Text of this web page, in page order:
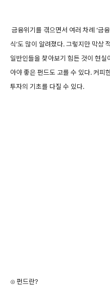
금융위기를 겪으면서 여러 차례 ‘금
식’도 많이 알려졌다. 그렇지만 막상
일반인들을 찾아보기 힘든 것이 현
아야 좋은 펀드도 고를 수 있다. 커피
투자의 기초를 다질 수 있다.
⊙ 펀드란?